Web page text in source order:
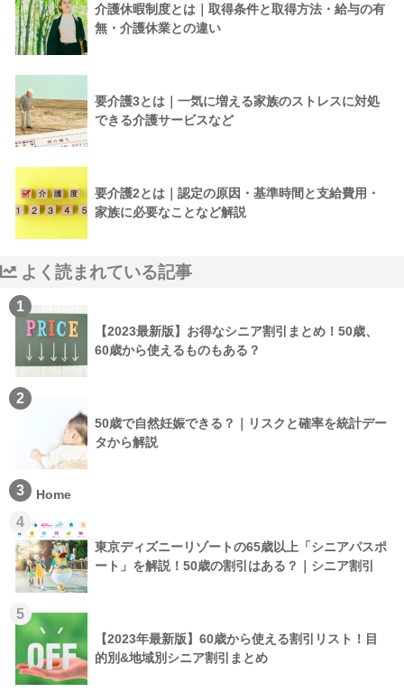
介護休暇制度とは｜取得条件と取得方法・給与の有
無・介護休業との違い
要介護3とは｜一気に増える家族のストレスに対処
できる介護サービスなど
要介護2とは｜認定の原因・基準時間と支給費用・
家族に必要なことなど解説
よく読まれている記事
1
【2023最新版】お得なシニア割引まとめ！50歳、
60歳から使えるものもある？
2
50歳で自然妊娠できる？｜リスクと確率を統計デー
タから解説
3 Home
4
東京ディズニーリゾートの65歳以上「シニアパスポ
ート」を解説！50歳の割引はある？｜シニア割引
5
【2023年最新版】60歳から使える割引リスト！目
的別&地域別シニア割引まとめ